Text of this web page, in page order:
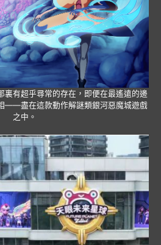
裏有超乎尋常的存在，即便在最遙遠的邊
——盡在這款動作解謎類銀河惡魔城遊戲
之中。